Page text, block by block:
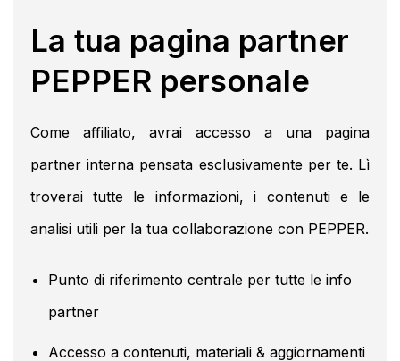
La tua pagina partner
PEPPER personale
Come affiliato, avrai accesso a una pagina
partner interna pensata esclusivamente per te. Lì
troverai tutte le informazioni, i contenuti e le
analisi utili per la tua collaborazione con PEPPER.
Punto di riferimento centrale per tutte le info
partner
Accesso a contenuti, materiali & aggiornamenti